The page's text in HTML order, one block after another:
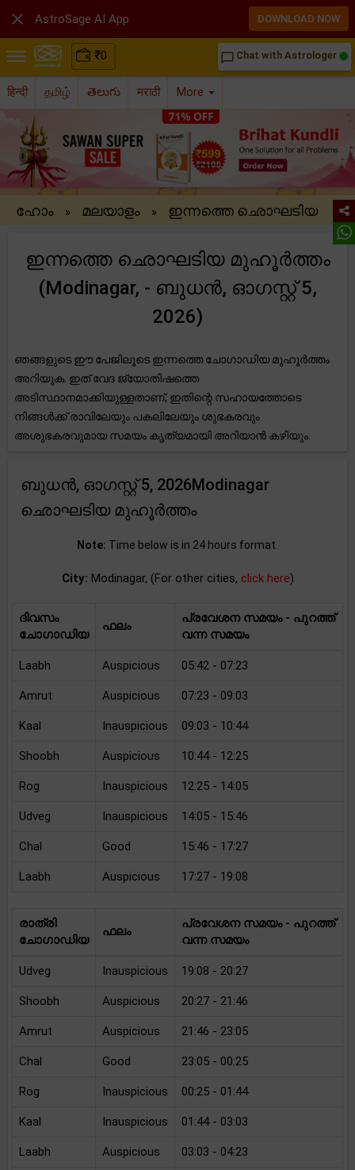
₹0 chat_bubble_outline Chat with Astrologer
हिन्दी தமிழ் తెలుగు मराठी More
ഹോം » മലയാളം » ഇന്നത്തെ ഛൊഘടിയ
ഇന്നത്തെ ഛൊഘടിയ മുഹൂർത്തം
(Modinagar, - ബുധന്‍, ഓഗസ്റ്റ് 5,
2026)
ഞങ്ങളുടെ ഈ പേജിലൂടെ ഇന്നത്തെ ചോഗാഡിയ മുഹൂർത്തം
അറിയുക. ഇത് വേദ ജ്യോതിഷത്തെ
അടിസ്ഥാനമാക്കിയുള്ളതാണ്, ഇതിന്റെ സഹായത്തോടെ
നിങ്ങൾക്ക് രാവിലേയും പകലിലേയും ശുഭകരവും
അശുഭകരവുമായ സമയം കൃത്യമായി അറിയാൻ കഴിയും.
ബുധന്‍, ഓഗസ്റ്റ് 5, 2026Modinagar
ഛൊഘടിയ മുഹൂർത്തം
Note: Time below is in 24 hours format.
City: Modinagar, (For other cities, click here)
ദിവസം
ചോഗാഡിയ
ഫലം
പ്രവേശന സമയം - പുറത്ത്
വന്ന സമയം
Laabh Auspicious 05:42 - 07:23
Amrut Auspicious 07:23 - 09:03
Kaal Inauspicious 09:03 - 10:44
Shoobh Auspicious 10:44 - 12:25
Rog Inauspicious 12:25 - 14:05
Udveg Inauspicious 14:05 - 15:46
Chal Good 15:46 - 17:27
Laabh Auspicious 17:27 - 19:08
രാത്രി
ചോഗാഡിയ
ഫലം
പ്രവേശന സമയം - പുറത്ത്
വന്ന സമയം
Udveg Inauspicious 19:08 - 20:27
Shoobh Auspicious 20:27 - 21:46
Amrut Auspicious 21:46 - 23:05
Chal Good 23:05 - 00:25
Rog Inauspicious 00:25 - 01:44
Kaal Inauspicious 01:44 - 03:03
Laabh Auspicious 03:03 - 04:23
 AstroSage AI App DOWNLOAD NOW